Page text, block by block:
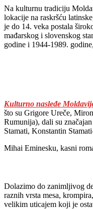
Na kulturnu tradiciju
lokacije na raskršću
je do 14. veka postala
mađarskog i slovenskog
godine i 1944-1989.
Kulturno nasleđe
što su Grigore Ureče,
Rumunija), dali su
Stamati, Konstantin
Mihai Eminesku, kasni
Dolazimo do zanimljivog
raznih vrsta mesa,
velikim uticajem koji je